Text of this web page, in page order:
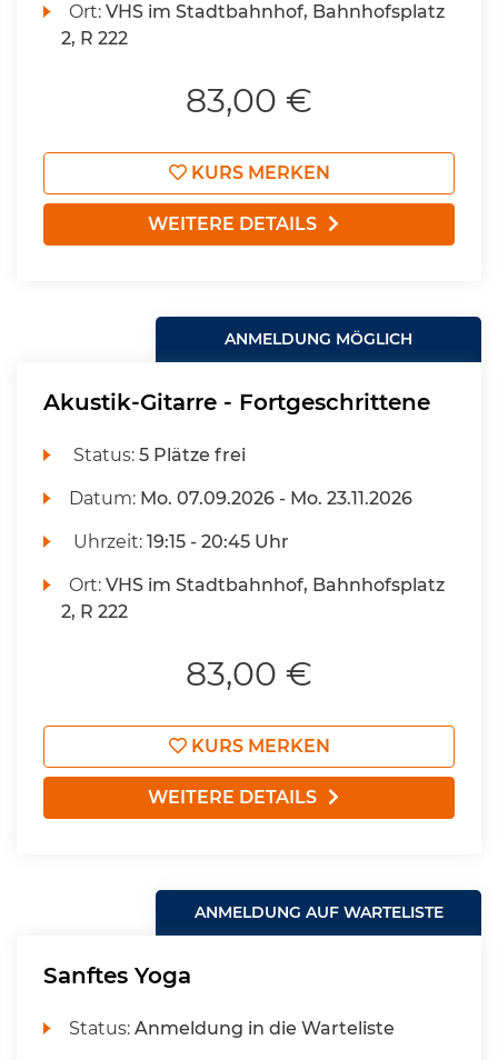
Ort:VHS im Stadtbahnhof, Bahnhofsplatz
2, R 222
83,00 €
KURS MERKEN
WEITERE DETAILS
ANMELDUNG MÖGLICH
Akustik-Gitarre - Fortgeschrittene
Status:5 Plätze frei
Datum: Mo. 07.09.2026 - Mo. 23.11.2026
Uhrzeit:19:15 - 20:45 Uhr
Ort:VHS im Stadtbahnhof, Bahnhofsplatz
2, R 222
83,00 €
KURS MERKEN
WEITERE DETAILS
ANMELDUNG AUF WARTELISTE
Sanftes Yoga
Status:Anmeldung in die Warteliste